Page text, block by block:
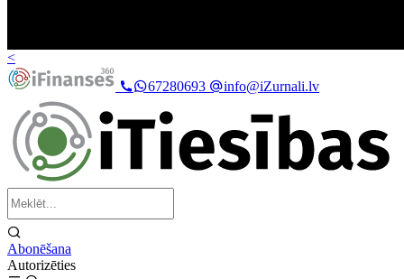
<
67280693
info@iZurnali.lv
Abonēšana
Autorizēties